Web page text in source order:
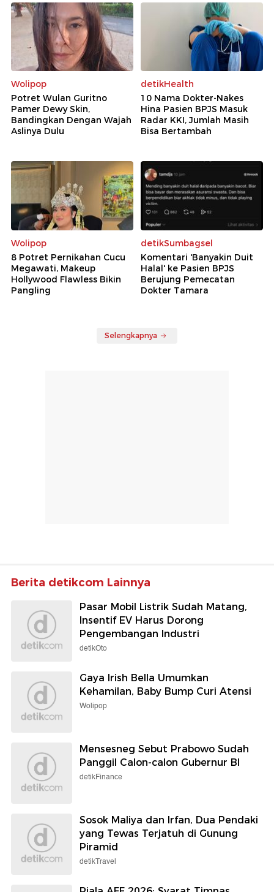
Wolipop
Potret Wulan Guritno
Pamer Dewy Skin,
Bandingkan Dengan Wajah
Aslinya Dulu
detikHealth
10 Nama Dokter-Nakes
Hina Pasien BPJS Masuk
Radar KKI, Jumlah Masih
Bisa Bertambah
Wolipop
8 Potret Pernikahan Cucu
Megawati, Makeup
Hollywood Flawless Bikin
Pangling
detikSumbagsel
Komentari 'Banyakin Duit
Halal' ke Pasien BPJS
Berujung Pemecatan
Dokter Tamara
Selengkapnya
Berita detikcom Lainnya
Pasar Mobil Listrik Sudah Matang,
Insentif EV Harus Dorong
Pengembangan Industri
detikOto
Gaya Irish Bella Umumkan
Kehamilan, Baby Bump Curi Atensi
Wolipop
Mensesneg Sebut Prabowo Sudah
Panggil Calon-calon Gubernur BI
detikFinance
Sosok Maliya dan Irfan, Dua Pendaki
yang Tewas Terjatuh di Gunung
Piramid
detikTravel